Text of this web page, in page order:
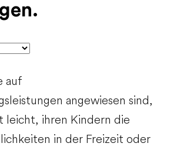
auf
angewiesen sind,
leicht, ihren Kindern die
in der Freizeit oder